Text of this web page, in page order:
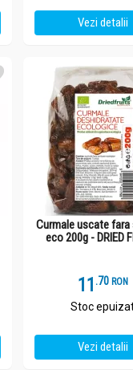
Vezi detalii
Curmale uscate fara
eco 200g - DRIED
11 .7 RON
Stoc
Vezi detalii